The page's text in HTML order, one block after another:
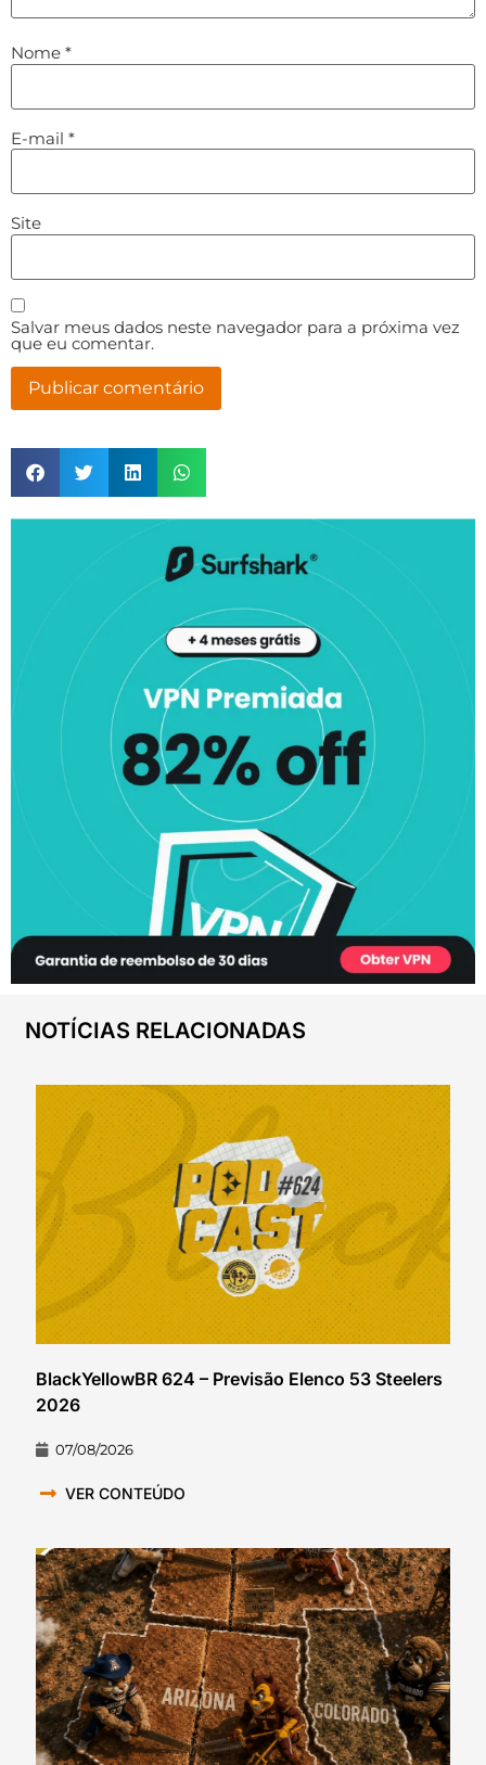
Nome *
E-mail *
Site
Salvar meus dados neste navegador para a próxima vez
que eu comentar.
NOTÍCIAS RELACIONADAS
BlackYellowBR 624 – Previsão Elenco 53 Steelers
2026
07/08/2026
VER CONTEÚDO